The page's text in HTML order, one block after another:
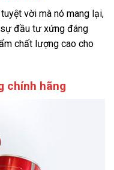
vời mà nó mang lại,
đầu tư xứng đáng
chất lượng cao cho
chính hãng